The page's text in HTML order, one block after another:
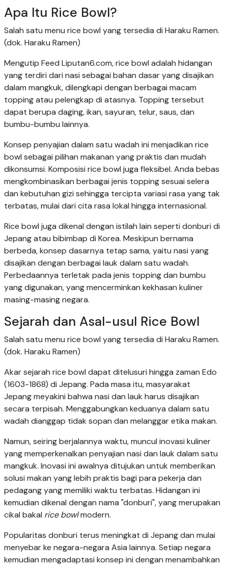
Apa Itu Rice Bowl?
Salah satu menu rice bowl yang tersedia di Haraku Ramen.
(dok. Haraku Ramen)
Mengutip Feed Liputan6.com, rice bowl adalah hidangan
yang terdiri dari nasi sebagai bahan dasar yang disajikan
dalam mangkuk, dilengkapi dengan berbagai macam
topping atau pelengkap di atasnya. Topping tersebut
dapat berupa daging, ikan, sayuran, telur, saus, dan
bumbu-bumbu lainnya.
Konsep penyajian dalam satu wadah ini menjadikan rice
bowl sebagai pilihan makanan yang praktis dan mudah
dikonsumsi. Komposisi rice bowl juga fleksibel. Anda bebas
mengkombinasikan berbagai jenis topping sesuai selera
dan kebutuhan gizi sehingga tercipta variasi rasa yang tak
terbatas, mulai dari cita rasa lokal hingga internasional.
Rice bowl juga dikenal dengan istilah lain seperti donburi di
Jepang atau bibimbap di Korea. Meskipun bernama
berbeda, konsep dasarnya tetap sama, yaitu nasi yang
disajikan dengan berbagai lauk dalam satu wadah.
Perbedaannya terletak pada jenis topping dan bumbu
yang digunakan, yang mencerminkan kekhasan kuliner
masing-masing negara.
Sejarah dan Asal-usul Rice Bowl
Salah satu menu rice bowl yang tersedia di Haraku Ramen.
(dok. Haraku Ramen)
Akar sejarah rice bowl dapat ditelusuri hingga zaman Edo
(1603-1868) di Jepang. Pada masa itu, masyarakat
Jepang meyakini bahwa nasi dan lauk harus disajikan
secara terpisah. Menggabungkan keduanya dalam satu
wadah dianggap tidak sopan dan melanggar etika makan.
Namun, seiring berjalannya waktu, muncul inovasi kuliner
yang memperkenalkan penyajian nasi dan lauk dalam satu
mangkuk. Inovasi ini awalnya ditujukan untuk memberikan
solusi makan yang lebih praktis bagi para pekerja dan
pedagang yang memiliki waktu terbatas. Hidangan ini
kemudian dikenal dengan nama "donburi", yang merupakan
cikal bakal rice bowlmodern.
Popularitas donburi terus meningkat di Jepang dan mulai
menyebar ke negara-negara Asia lainnya. Setiap negara
kemudian mengadaptasi konsep ini dengan menambahkan